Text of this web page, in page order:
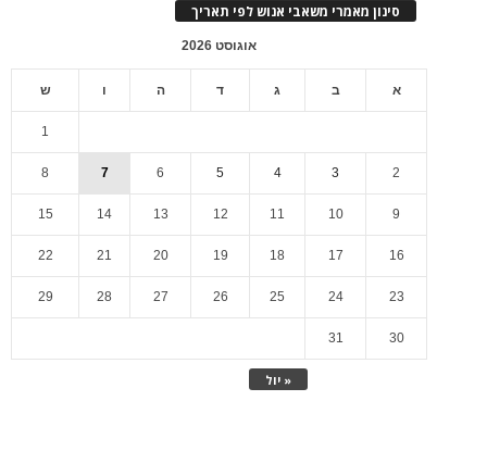
סינון מאמרי משאבי אנוש לפי תאריך
אוגוסט 2026
א ב ג ד ה ו ש
« יול
1
2
3
4
5
6
7
8
9
10
11
12
13
14
15
16
17
18
19
20
21
22
23
24
25
26
27
28
29
30
31